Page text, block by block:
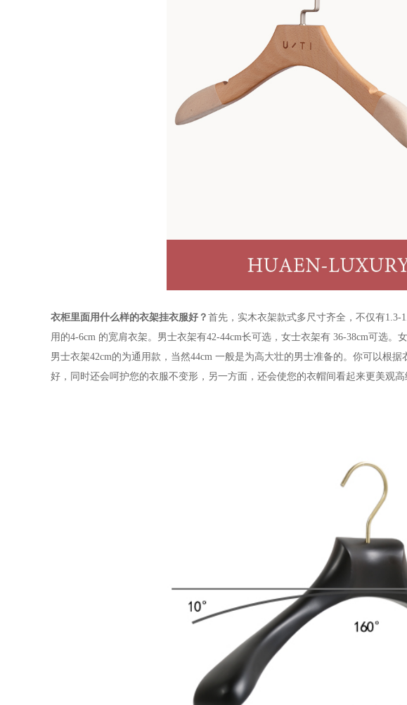
衣柜里面用什么样的衣架挂衣服好？ 首先，实木衣架款式多尺寸齐全，不仅有1.3-
用的4-6cm 的宽肩衣架。男士衣架有42-44cm长可选，女士衣架有 36-38cm可选。
男士衣架42cm的为通用款，当然44cm 一般是为高大壮的男士准备的。你可以根
好，同时还会呵护您的衣服不变形，另一方面，还会使您的衣帽间看起来更美观高